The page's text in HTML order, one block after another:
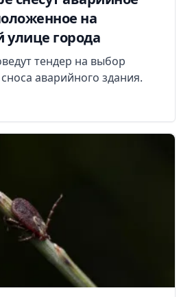
на
улице города
тендер на выбор
аварийного здания.